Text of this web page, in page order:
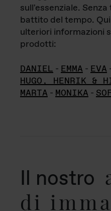
sull'essenziale.
battito del tempo.
ulteriori informazioni
prodotti:
DANIEL - EMMA - EVA
HUGO, HENRIK &
MARTA - MONIKA -
Il nostro
di